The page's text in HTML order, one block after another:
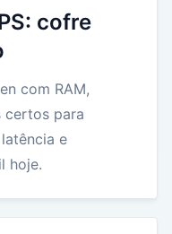
cofre
com RAM,
certos para
e
hoje.